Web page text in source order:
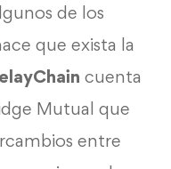
de los
que exista la
cuenta
Mutual que
entre